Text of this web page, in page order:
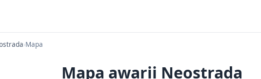
›Mapa
Mapa awarii Neostrada